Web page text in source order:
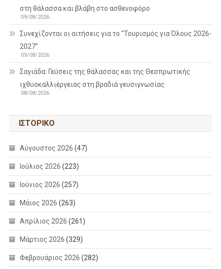
στη θάλασσα και βλάβη στο ασθενοφόρο
09/08/2026
Συνεχίζονται οι αιτήσεις για το “Τουρισμός για Όλους 2026-
2027”
09/08/2026
Σαγιάδα: Γεύσεις της θάλασσας και της Θεσπρωτικής
ιχθυοκαλλιέργειας στη βραδιά γευσιγνωσίας
08/08/2026
ΙΣΤΟΡΙΚΌ
Αύγουστος 2026 (47)
Ιούλιος 2026 (223)
Ιούνιος 2026 (257)
Μάιος 2026 (263)
Απρίλιος 2026 (261)
Μάρτιος 2026 (329)
Φεβρουάριος 2026 (282)